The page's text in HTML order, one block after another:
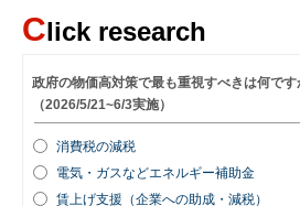
Click research